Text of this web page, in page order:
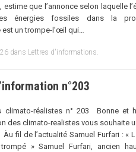
estime que lʼannonce selon laquelle
énergies fossiles dans la
est un trompe-l’œil qui…
dans Lettres d'informations
n°203
climato-réalistes n° 203 Bonne et
des climato-realistes vous souhaite
Àu fil de l’actualité Samuel Furfari : «
» Samuel Furfari, ancien